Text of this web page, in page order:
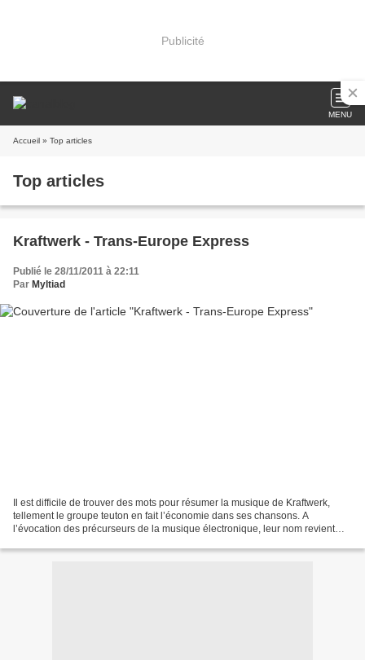
Publicité
MENU
Accueil » Top articles
Top articles
Kraftwerk - Trans-Europe Express
Publié le 28/11/2011 à 22:11
Par Myltiad
Il est difficile de trouver des mots pour résumer la musique de Kraftwerk,
tellement le groupe teuton en fait l’économie dans ses chansons. A
l’évocation des précurseurs de la musique électronique, leur nom revient